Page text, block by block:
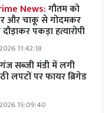
News:गौतम को
और चाकू से गोदमकर
दौड़ाकर पकड़ा हत्यारोपी
11:42:18
सब्जी मंडी में लगी
लपटों पर फायर ब्रिगेड
15:09:40